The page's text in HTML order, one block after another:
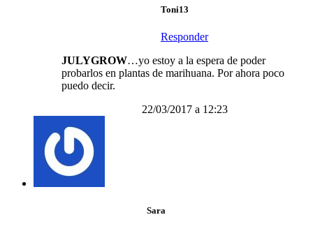
Toni13
Responder
JULYGROW…yo estoy a la espera de poder
probarlos en plantas de marihuana. Por ahora poco
puedo decir.
22/03/2017 a 12:23
Sara